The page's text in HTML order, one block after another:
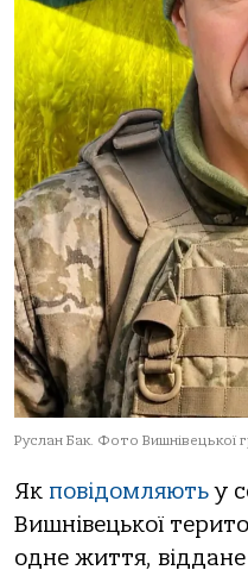
Руслан Бак. Фото Вишнівецької
Як повідомляютьу
Вишнівецької
одне життя,